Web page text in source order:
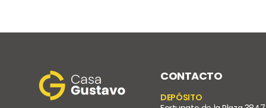
CONTACTO
DEPÓSITO